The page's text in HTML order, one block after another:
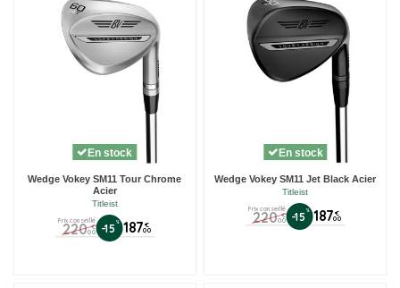
En stock
Wedge Vokey SM11 Tour Chrome
Acier
Titleist
Prix conseillé
220 €
00 -15 % 187 €
00
En stock
Wedge Vokey SM11 Jet Black Acier
Titleist
Prix conseillé
220 €
00 -15 % 187 €
00